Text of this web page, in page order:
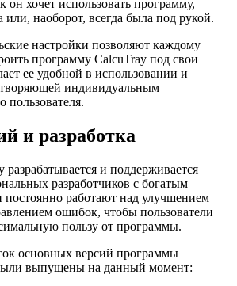
он хочет использовать программу,
наоборот, всегда была под рукой.
настройки позволяют каждому
программу CalcuTray под свои
ее удобной в использовании и
индивидуальным
пользователя.
и разработка
и поддерживается
разработчиков с богатым
работают над улучшением
ошибок, чтобы пользователи
пользу от программы.
основных версий программы
выпущены на данный момент: